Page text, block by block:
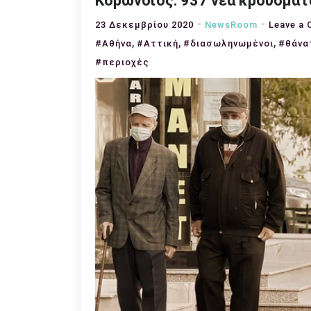
23 Δεκεμβρίου 2020 NewsRoom Leave a
#Αθήνα, #Αττική, #διασωληνωμένοι,
#περιοχές